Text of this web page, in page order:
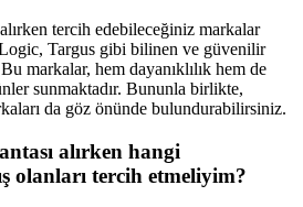
tercih edebileceğiniz markalar
Logic, Targus gibi bilinen ve güvenilir
markalar, hem dayanıklılık hem de
sunmaktadır. Bununla birlikte,
da göz önünde bulundurabilirsiniz.
alırken hangi
olanları tercih etmeliyim?